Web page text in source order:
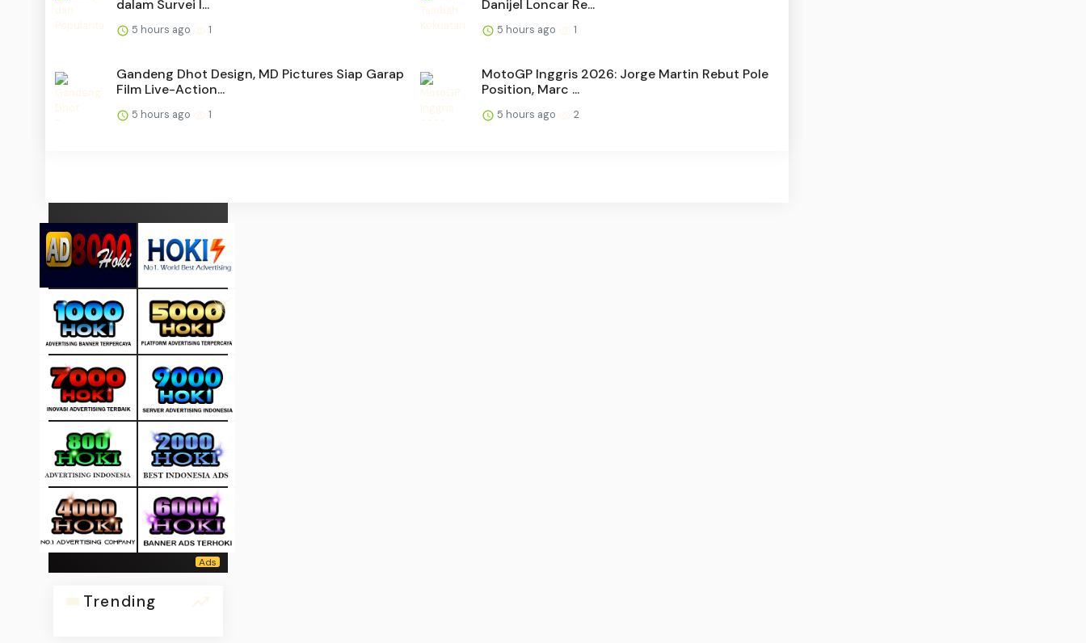
dalam Survei I...
5 hours ago 1
Danijel Loncar Re...
5 hours ago 1
Gandeng Dhot Design, MD Pictures Siap Garap
Film Live-Action...
5 hours ago 1
MotoGP Inggris 2026: Jorge Martin Rebut Pole
Position, Marc ...
5 hours ago 2
Trending